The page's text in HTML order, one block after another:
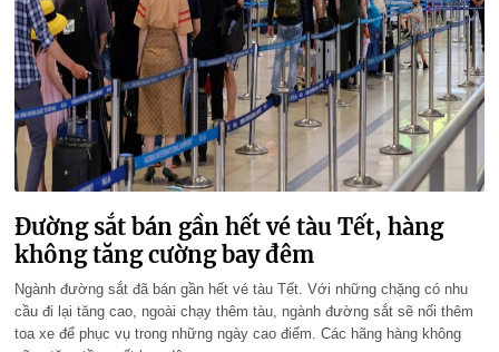
Đường sắt bán gần hết vé tàu Tết, hàng
không tăng cường bay đêm
Ngành đường sắt đã bán gần hết vé tàu Tết. Với những chặng có nhu
cầu đi lại tăng cao, ngoài chạy thêm tàu, ngành đường sắt sẽ nối thêm
toa xe để phục vụ trong những ngày cao điểm. Các hãng hàng không